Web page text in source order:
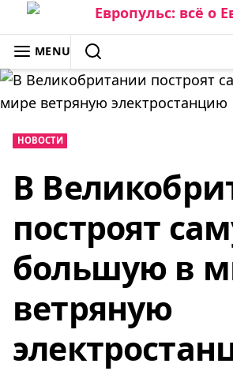
Skip
to
content
ЕВРОПУЛЬС: ВСЁ О ЕВРОПЕ
MENU
SEARCH
НОВОСТИ
В
построят
большую в
ветряную